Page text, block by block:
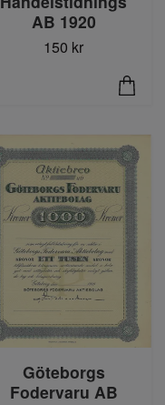
AB 1920
150 kr
Göteborgs
Fodervaru AB